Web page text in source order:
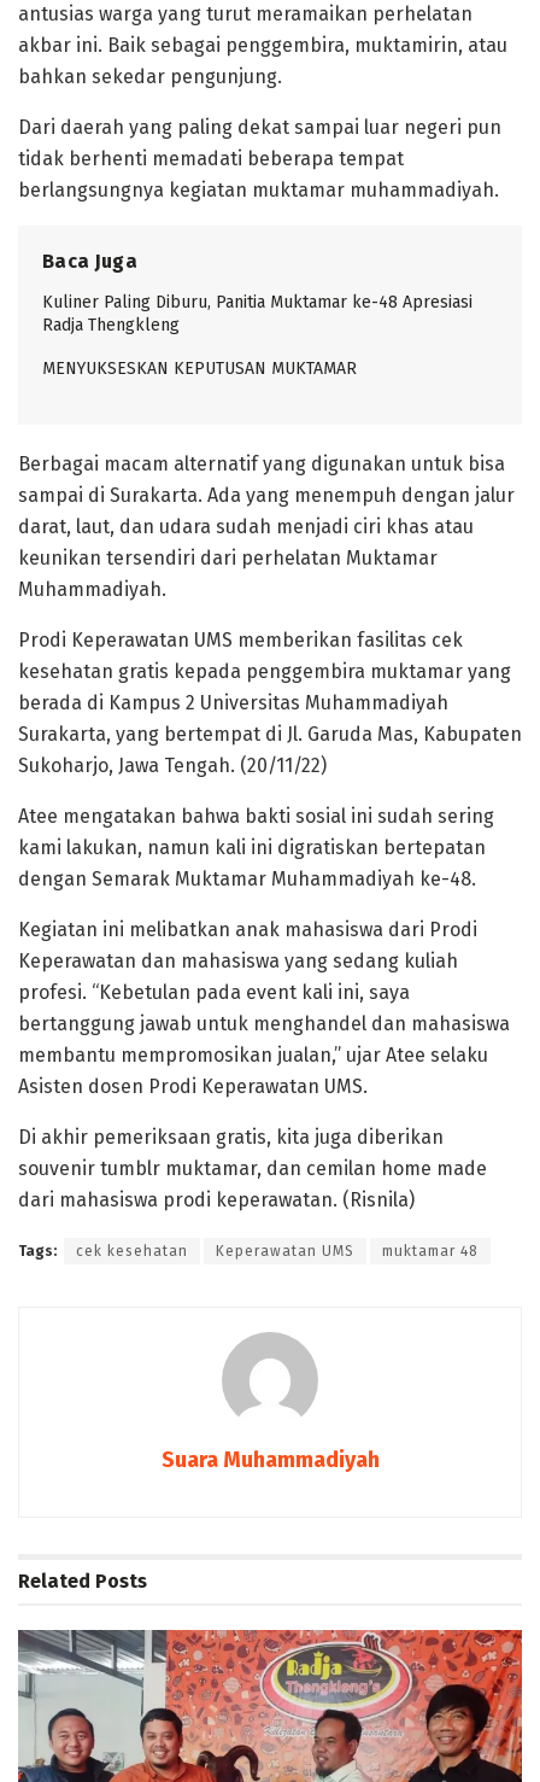
antusias warga yang turut meramaikan perhelatan
akbar ini. Baik sebagai penggembira, muktamirin, atau
bahkan sekedar pengunjung.
Dari daerah yang paling dekat sampai luar negeri pun
tidak berhenti memadati beberapa tempat
berlangsungnya kegiatan muktamar muhammadiyah.
Baca Juga
Kuliner Paling Diburu, Panitia Muktamar ke-48 Apresiasi
Radja Thengkleng
MENYUKSESKAN KEPUTUSAN MUKTAMAR
Berbagai macam alternatif yang digunakan untuk bisa
sampai di Surakarta. Ada yang menempuh dengan jalur
darat, laut, dan udara sudah menjadi ciri khas atau
keunikan tersendiri dari perhelatan Muktamar
Muhammadiyah.
Prodi Keperawatan UMS memberikan fasilitas cek
kesehatan gratis kepada penggembira muktamar yang
berada di Kampus 2 Universitas Muhammadiyah
Surakarta, yang bertempat di Jl. Garuda Mas, Kabupaten
Sukoharjo, Jawa Tengah. (20/11/22)
Atee mengatakan bahwa bakti sosial ini sudah sering
kami lakukan, namun kali ini digratiskan bertepatan
dengan Semarak Muktamar Muhammadiyah ke-48.
Kegiatan ini melibatkan anak mahasiswa dari Prodi
Keperawatan dan mahasiswa yang sedang kuliah
profesi. “Kebetulan pada event kali ini, saya
bertanggung jawab untuk menghandel dan mahasiswa
membantu mempromosikan jualan,” ujar Atee selaku
Asisten dosen Prodi Keperawatan UMS.
Di akhir pemeriksaan gratis, kita juga diberikan
souvenir tumblr muktamar, dan cemilan home made
dari mahasiswa prodi keperawatan. (Risnila)
Tags: cek kesehatan Keperawatan UMS muktamar 48
Suara Muhammadiyah
Related Posts